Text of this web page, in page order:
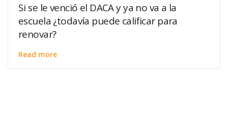
Si se le venció el DACA y ya no va a la
escuela ¿todavía puede calificar para
renovar?
Read more